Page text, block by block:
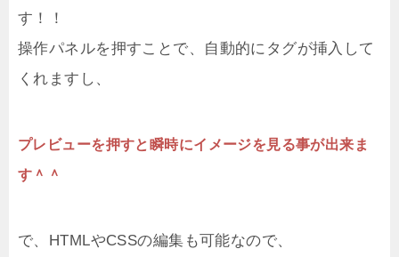
す！！
操作パネルを押すことで、自動的にタグが挿入して
くれますし、
プレビューを押すと瞬時にイメージを見る事が出来ま
す＾＾
で、HTMLやCSSの編集も可能なので、